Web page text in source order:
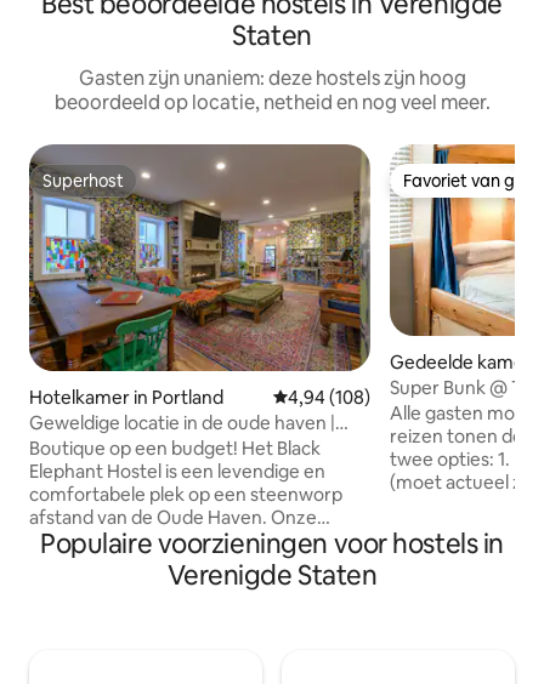
Staten
Gasten zijn unaniem: deze hostels zijn hoog
beoordeeld op locatie, netheid en nog veel meer.
Superhost
Superhost
Hotelkamer in Portland Gemiddelde beoordeling van
4,94 (108)
Geweldige locatie in de oude haven |
Privékamer voor 3 personen
Boutique op een budget! Het Black
Elephant Hostel is een levendige en
comfortabele plek op een steenworp
afstand van de Oude Haven. Onze
locatie is onverslaanbaar, want we
bevinden ons tussen enkele van de
beste eetgelegenheden, winkels en
Favoriet van
Favoriet van
Gedeelde kamer
nooga
Super Bunk @
Uncommon
Alle gasten
reizen tonen
twee opties: 1.
(moet actueel
2. Een door de
uitgegeven
Populaire voorzieningen voor hostels in
Verenigde Staten